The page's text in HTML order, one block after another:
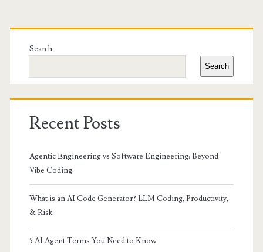
Primary
Sidebar
Search
Search
Recent Posts
Agentic Engineering vs Software Engineering: Beyond
Vibe Coding
What is an AI Code Generator? LLM Coding, Productivity,
& Risk
5 AI Agent Terms You Need to Know